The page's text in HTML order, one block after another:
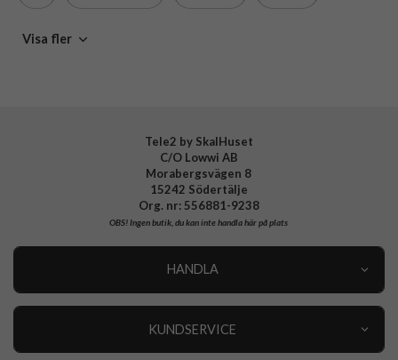
Tillverkarens art nr
Stöttåliga skal
Visa fler
Tele2 by SkalHuset
C/O Lowwi AB
Morabergsvägen 8
15242 Södertälje
Org. nr: 556881-9238
OBS!Ingen butik, du kan inte handla här på plats
HANDLA
KUNDSERVICE